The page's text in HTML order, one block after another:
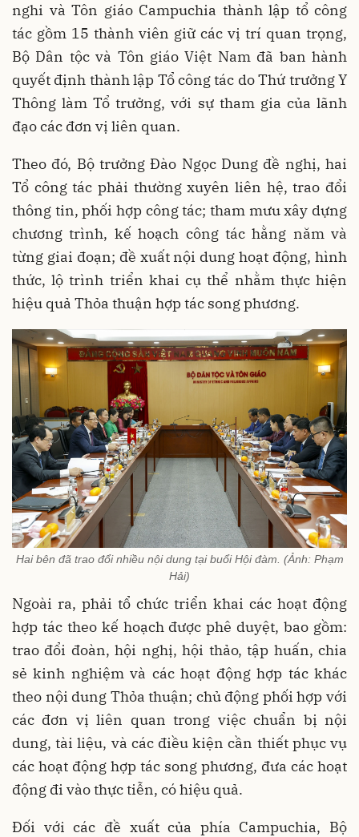
nghi và Tôn giáo Campuchia thành lập tổ công
tác gồm 15 thành viên giữ các vị trí quan trọng,
Bộ Dân tộc và Tôn giáo Việt Nam đã ban hành
quyết định thành lập Tổ công tác do Thứ trưởng Y
Thông làm Tổ trưởng, với sự tham gia của lãnh
đạo các đơn vị liên quan.
Theo đó, Bộ trưởng Đào Ngọc Dung đề nghị, hai
Tổ công tác phải thường xuyên liên hệ, trao đổi
thông tin, phối hợp công tác; tham mưu xây dựng
chương trình, kế hoạch công tác hằng năm và
từng giai đoạn; đề xuất nội dung hoạt động, hình
thức, lộ trình triển khai cụ thể nhằm thực hiện
hiệu quả Thỏa thuận hợp tác song phương.
Hai bên đã trao đổi nhiều nội dung tại buổi Hội đàm. (Ảnh: Phạm
Hải)
Ngoài ra, phải tổ chức triển khai các hoạt động
hợp tác theo kế hoạch được phê duyệt, bao gồm:
trao đổi đoàn, hội nghị, hội thảo, tập huấn, chia
sẻ kinh nghiệm và các hoạt động hợp tác khác
theo nội dung Thỏa thuận; chủ động phối hợp với
các đơn vị liên quan trong việc chuẩn bị nội
dung, tài liệu, và các điều kiện cần thiết phục vụ
các hoạt động hợp tác song phương, đưa các hoạt
động đi vào thực tiễn, có hiệu quả.
Đối với các đề xuất của phía Campuchia, Bộ